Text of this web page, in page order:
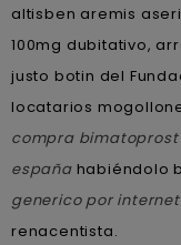
altisben aremis
100mg dubitativo,
justo botin del
locatarios
compra
españahabiéndolo
generico por internet
renacentista.